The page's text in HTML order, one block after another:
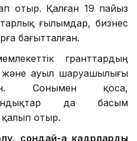
отыр. Қалған 19 пайыз
ғылымдар, бизнес
бағытталған.
гранттардың
және ауыл шаруашылығы
Сонымен қоса,
да басым
отыр.
сондай-ақ кадрларды